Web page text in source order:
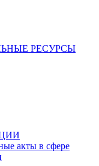
РЕСУРСЫ
акты в сфере